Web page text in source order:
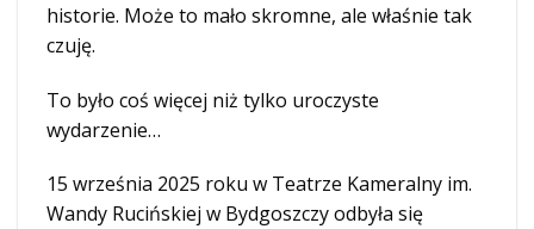
historie. Może to mało skromne, ale właśnie tak
czuję.
To było coś więcej niż tylko uroczyste
wydarzenie…
15 września 2025 roku w Teatrze Kameralny im.
Wandy Rucińskiej w Bydgoszczy odbyła się